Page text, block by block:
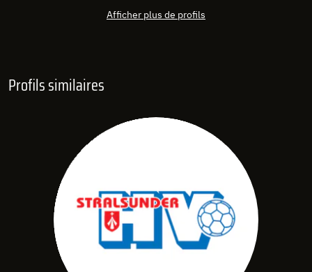
Afficher plus de profils
Profils similaires